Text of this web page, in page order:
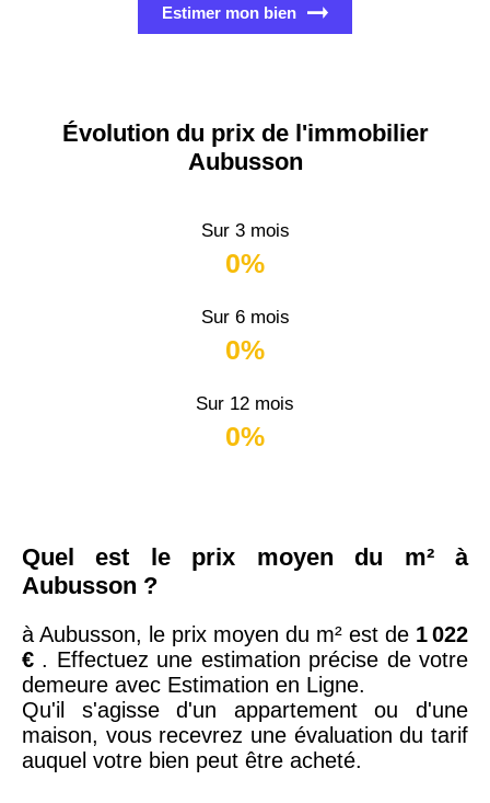
Estimer mon bien
Évolution du prix de l'immobilier
Aubusson
Sur 3 mois
0%
Sur 6 mois
0%
Sur 12 mois
0%
Quel est le prix moyen du m² à
Aubusson ?
à Aubusson, le prix moyen du m² est de 1 022
€ . Effectuez une estimation précise de votre
demeure avec Estimation en Ligne.
Qu'il s'agisse d'un appartement ou d'une
maison, vous recevrez une évaluation du tarif
auquel votre bien peut être acheté.